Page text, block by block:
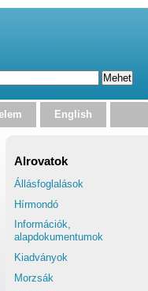
English
Alrovatok
Állásfoglalások
Hírmondó
Információk,
alapdokumentumok
Kiadványok
Morzsák